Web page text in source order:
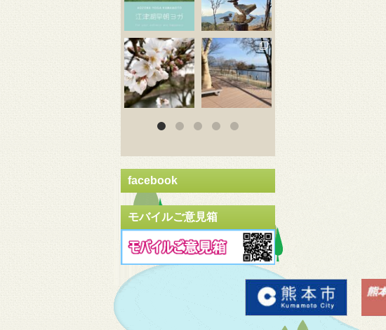
3月 20 3月 18
facebook
モバイルご意見箱